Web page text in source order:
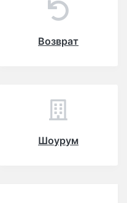
Возврат
Шоурум